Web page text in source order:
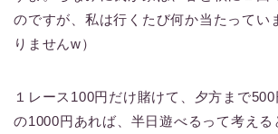
のですが、私は行くたび何か当たってい
りませんw）
１レース100円だけ賭けて、夕方まで
の1000円あれば、半日遊べるって考え